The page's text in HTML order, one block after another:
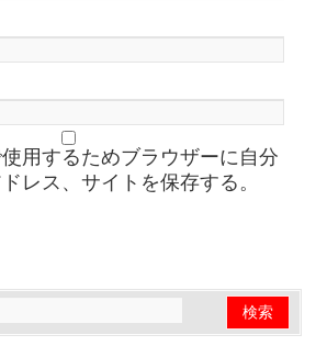
用するためブラウザーに自分
レス、サイトを保存する。